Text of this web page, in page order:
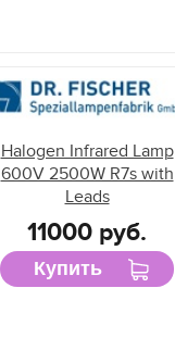
Halogen Infrared Lamp
600V 2500W R7s with
Leads
11000 руб.
Купить